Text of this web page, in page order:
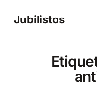
Jubilistos